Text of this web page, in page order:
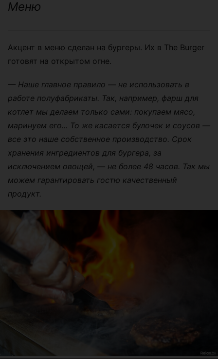
Меню
Акцент в меню сделан на бургеры. Их в The Burger
готовят на открытом огне.
— Наше главное правило — не использовать в
работе полуфабрикаты. Так, например, фарш для
котлет мы делаем только сами: покупаем мясо,
маринуем его... То же касается булочек и соусов —
все это наше собственное производство. Срок
хранения ингредиентов для бургера, за
исключением овощей, — не более 48 часов. Так мы
можем гарантировать гостю качественный
продукт.